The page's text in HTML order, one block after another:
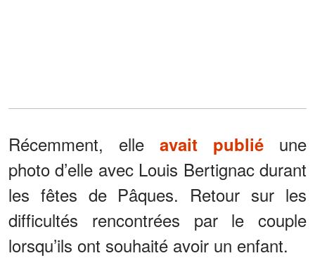
Récemment, elle avait publié une
photo d’elle avec Louis Bertignac durant
les fêtes de Pâques. Retour sur les
difficultés rencontrées par le couple
lorsqu’ils ont souhaité avoir un enfant.